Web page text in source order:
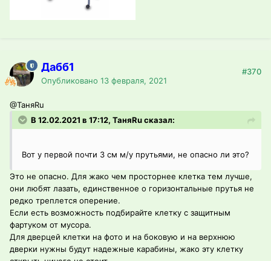
Дабб1
Опубликовано 13 февраля, 2021
#370
@ТаняRu
В 12.02.2021 в 17:12, ТаняRu сказал:
Вот у первой почти 3 см м/у прутьями, не опасно ли это?
Это не опасно. Для жако чем просторнее клетка тем лучше,
они любят лазать, единственное о горизонтальные прутья не
редко треплется оперение.
Если есть возможность подбирайте клетку с защитным
фартуком от мусора.
Для дверцей клетки на фото и на боковую и на верхнюю
дверки нужны будут надежные карабины, жако эту клетку